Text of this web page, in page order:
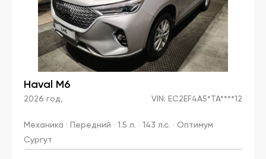
Haval M6
2026 год, VIN: EC2EF4A5*TA****12
Механика · Передний · 1.5 л. · 143 л.с. · Оптимум
Сургут